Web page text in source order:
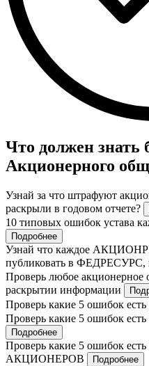
Что должен знать
Акционерного
Узнай за что штрафуют
раскрыли в годовом отчете?
10 типовых ошибок устава
Подробнее
Узнай что каждое
публиковать в ФЕДРЕСУРС,
Проверь любое акционерное
раскрытии информации
Проверь какие 5 ошибок
Проверь какие 5 ошибок
Подробнее
Проверь какие 5 ошибок
АКЦИОНЕРОВ
Подробнее